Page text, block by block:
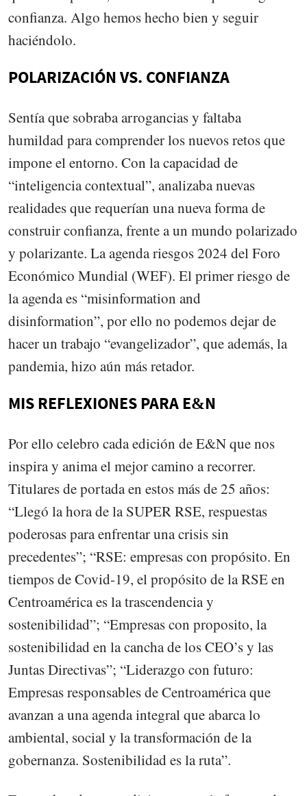
confianza. Algo hemos hecho bien y seguir
haciéndolo.
POLARIZACIÓN VS. CONFIANZA
Sentía que sobraba arrogancias y faltaba
humildad para comprender los nuevos retos que
impone el entorno. Con la capacidad de
“inteligencia contextual”, analizaba nuevas
realidades que requerían una nueva forma de
construir confianza, frente a un mundo polarizado
y polarizante. La agenda riesgos 2024 del Foro
Económico Mundial (WEF). El primer riesgo de
la agenda es “misinformation and
disinformation”, por ello no podemos dejar de
hacer un trabajo “evangelizador”, que además, la
pandemia, hizo aún más retador.
MIS REFLEXIONES PARA E&N
Por ello celebro cada edición de E&N que nos
inspira y anima el mejor camino a recorrer.
Titulares de portada en estos más de 25 años:
“Llegó la hora de la SUPER RSE, respuestas
poderosas para enfrentar una crisis sin
precedentes”; “RSE: empresas con propósito. En
tiempos de Covid-19, el propósito de la RSE en
Centroamérica es la trascendencia y
sostenibilidad”; “Empresas con proposito, la
sostenibilidad en la cancha de los CEO’s y las
Juntas Directivas”; “Liderazgo con futuro:
Empresas responsables de Centroamérica que
avanzan a una agenda integral que abarca lo
ambiental, social y la transformación de la
gobernanza. Sostenibilidad es la ruta”.